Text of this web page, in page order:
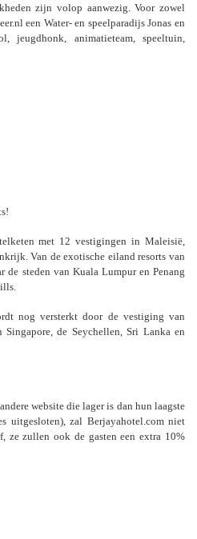
zijn volop aanwezig. Voor zowel
een Water- en speelparadijs Jonas en
jeugdhonk, animatieteam, speeltuin,
met 12 vestigingen in Maleisië,
Van de exotische eiland resorts van
de steden van Kuala Lumpur en Penang
nog versterkt door de vestiging van
de Seychellen, Sri Lanka en
website die lager is dan hun laagste
uitgesloten), zal Berjayahotel.com niet
ze zullen ook de gasten een extra 10%